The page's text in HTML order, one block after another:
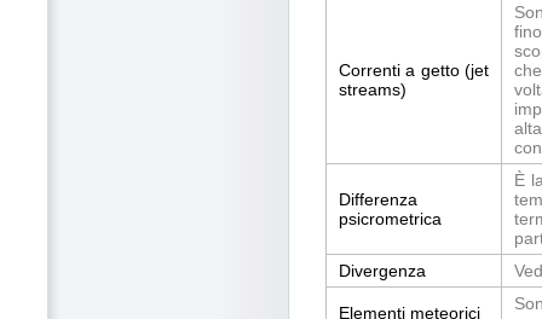
Correnti a getto (jet
streams)
Differenza
psicrometrica
È
Divergenza
Elementi meteorici